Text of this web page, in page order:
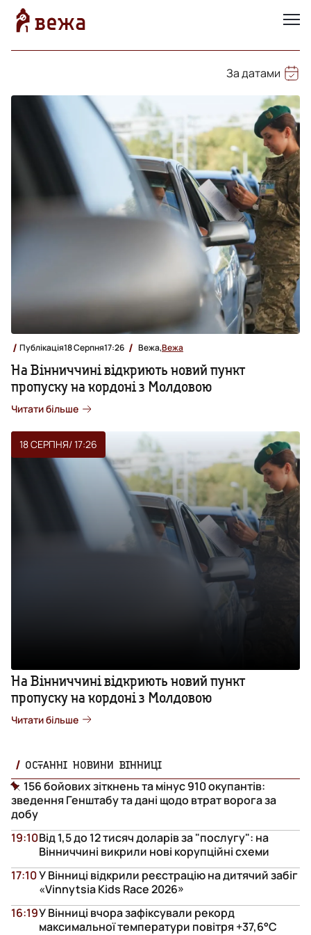
За датами
Публікація18 Серпня17:26 Вежа,Вежа
На Вінниччині відкриють новий пункт
пропуску на кордоні з Молдовою
Читати більше
18 СЕРПНЯ/ 17:26
На Вінниччині відкриють новий пункт
пропуску на кордоні з Молдовою
Читати більше
ОСТАННІ НОВИНИ ВІННИЦІ
156 бойових зіткнень та мінус 910 окупантів:
зведення Генштабу та дані щодо втрат ворога за
добу
Від 1,5 до 12 тисяч доларів за "послугу": на
Вінниччині викрили нові корупційні схеми
19:10
У Вінниці відкрили реєстрацію на дитячий забіг
«Vinnytsia Kids Race 2026»
17:10
У Вінниці вчора зафіксували рекорд
максимальної температури повітря +37,6°С
16:19